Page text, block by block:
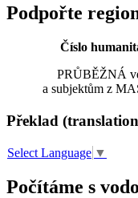
Podpořte
Číslo
PRŮBĚŽNÁ
a subjektům z
Překlad
Select Language ▼
Počítáme s